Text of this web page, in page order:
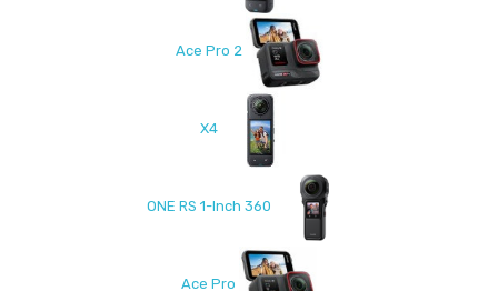
Ace Pro 2
X4
ONE RS 1-Inch 360
Ace Pro